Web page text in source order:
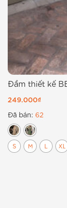
Đầm thiết kế
249.000₫
Đã bán: 62
S M L XL